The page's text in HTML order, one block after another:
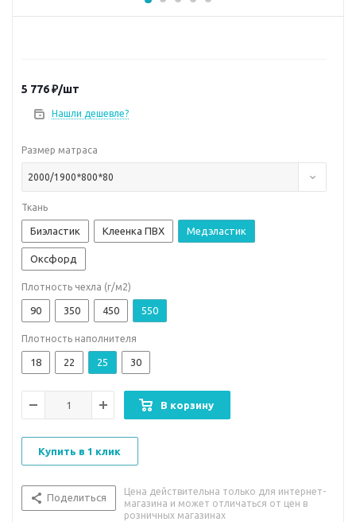
5 776₽/шт
Нашли дешевле?
Размер матраса
2000/1900*800*80
Ткань
Биэластик Клеенка ПВХ Медэластик
Оксфорд
Плотность чехла (г/м2)
90 350 450 550
Плотность наполнителя
18 22 25 30
В корзину
Купить в 1 клик
Поделиться
Цена действительна только для интернет-
магазина и может отличаться от цен в
розничных магазинах